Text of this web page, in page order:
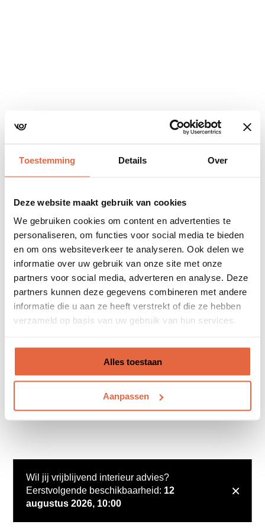
Toestemming Details Over
Deze website maakt gebruik van cookies
We gebruiken cookies om content en advertenties te
personaliseren, om functies voor social media te bieden
en om ons websiteverkeer te analyseren. Ook delen we
informatie over uw gebruik van onze site met onze
partners voor social media, adverteren en analyse. Deze
partners kunnen deze gegevens combineren met andere
informatie die u aan ze heeft verstrekt of die ze hebben
verzameld op basis van uw gebruik van hun services.
Alles toestaan
Aanpassen
Wil jij vrijblijvend interieur advies?
Eerstvolgende beschikbaarheid: 12
augustus 2026, 10:00
×